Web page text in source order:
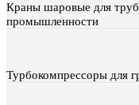
Краны шаровые для
промышленности
Турбокомпрессоры для